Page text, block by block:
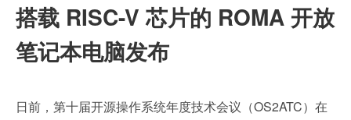
搭载 RISC-V 芯片的 ROMA 开放
笔记本电脑发布
日前，第十届开源操作系统年度技术会议（OS2ATC）在